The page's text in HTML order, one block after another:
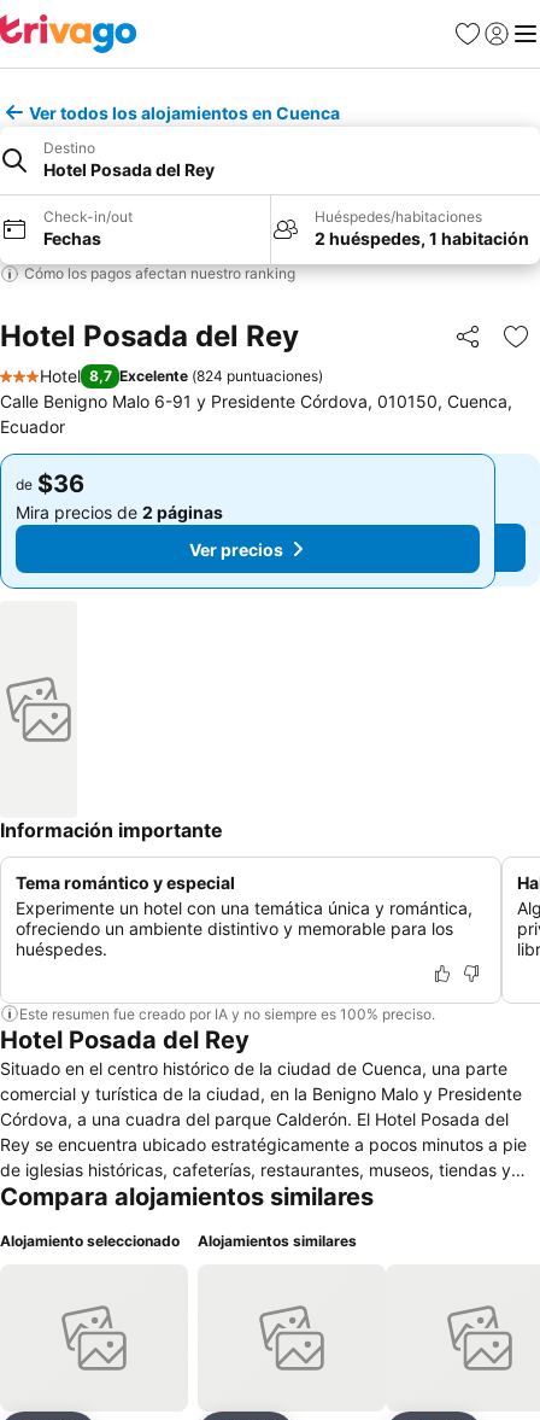
Favoritos
Iniciar
Ver todos los alojamientos en Cuenca
Destino
Hotel Posada del Rey
Check-in/out
Fechas
Huéspedes/habitaciones
2 huéspedes, 1 habitación
Cómo los pagos afectan nuestro ranking
Hotel Posada del Rey Compartir
3 Estrellas
Hotel 8,7 Excelente (824 puntuaciones)
Calle Benigno Malo 6-91 y Presidente Córdova, 010150, Cuenca,
Ecuador
de $36
Mira precios de 2 páginas
Ver precios
de $36
Mira precios de 2 páginas
Ver precios
Información importante
Tema romántico y especial
Experimente un hotel con una temática única y romántica,
ofreciendo un ambiente distintivo y memorable para los
huéspedes.
Este resumen fue creado por IA y no siempre es 100% preciso.
Hotel Posada del Rey
Situado en el centro histórico de la ciudad de Cuenca, una parte
comercial y turística de la ciudad, en la Benigno Malo y Presidente
Córdova, a una cuadra del parque Calderón. El Hotel Posada del
Rey se encuentra ubicado estratégicamente a pocos minutos a pie
de iglesias históricas, cafeterías, restaurantes, museos, tiendas y
boutiques, centro de entretenimiento, etc. El hotel está a sólo 10
Comercial Millenium Plaza y a 7 minutos del Estadio Alejandro
centro histórico, cuarto de baño, toallas, shampoo y jabón.
Contamos con un servicio de atención personalizado las 24 horas
del día, haciendo de su visita en Cuenca una experiencia para
Compara alojamientos similares
Alojamiento seleccionado Alojamientos similares